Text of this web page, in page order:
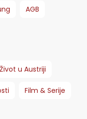
AGB
Život u Austriji
Film & Serije